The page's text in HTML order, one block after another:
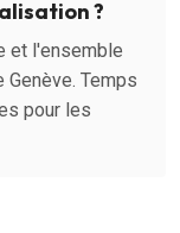
?
et l'ensemble
Temps
pour les